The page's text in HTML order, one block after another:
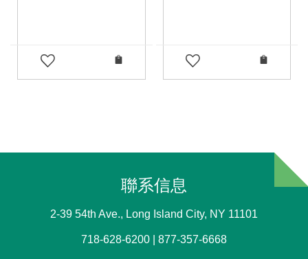
聯系信息
2-39 54th Ave., Long Island City, NY 11101
718-628-6200 | 877-357-6668